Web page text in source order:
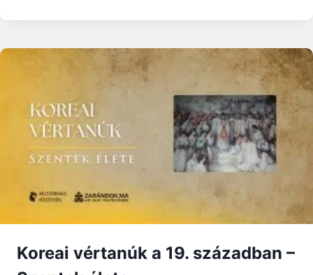
BELÉPETT
RICCARDO
ATYA
CSODÁLATOS
TANÚSÁGTÉTELE
Koreai vértanúk a 19. században –